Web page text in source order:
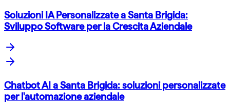
Soluzioni IA Personalizzate a Santa Brigida:
Sviluppo Software per la Crescita Aziendale
Chatbot AI a Santa Brigida: soluzioni personalizzate
per l'automazione aziendale